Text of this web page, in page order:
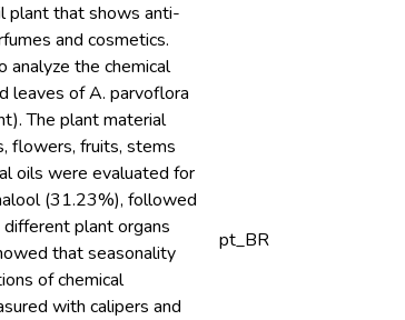
plant that shows anti-
and cosmetics.
the chemical
leaves of A. parvoflora
The plant material
flowers, fruits, stems
oils were evaluated for
(31.23%), followed
plant organs
that seasonality
of chemical
with calipers and
pt_BR